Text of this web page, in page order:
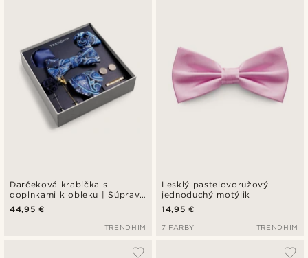
Darčeková krabička s
doplnkami k obleku | Súprava
vo vzorom paislesy a so
zaltým tónom
44,95 €
TRENDHIM
Lesklý pastelovoružový
jednoduchý motýlik
14,95 €
7 FARBY TRENDHIM